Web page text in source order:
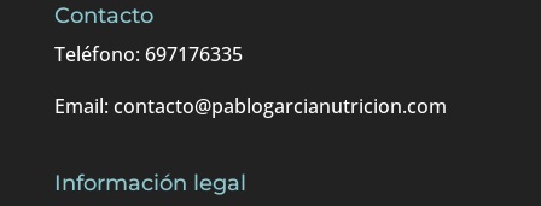
Contacto
Teléfono: 697176335
Email: contacto@pablogarcianutricion.com
Información legal